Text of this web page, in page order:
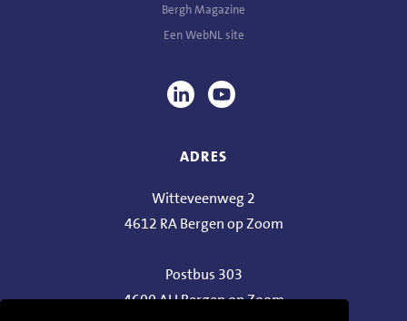
Bergh Magazine
EenWebNLsite
ADRES
Witteveenweg 2
4612 RA Bergen op Zoom
Postbus 303
4600 AH Bergen op Zoom